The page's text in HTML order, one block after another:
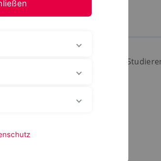
Schaubeete der